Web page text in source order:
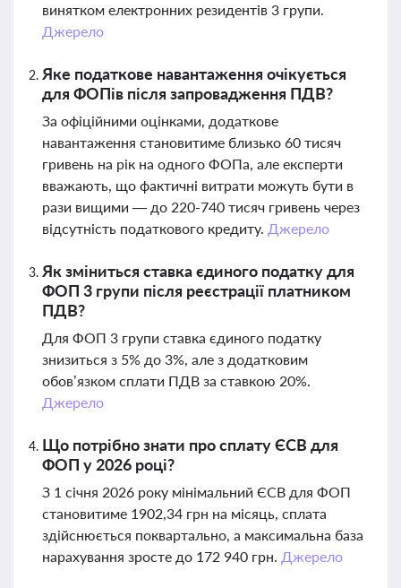
винятком електронних резидентів 3 групи.
Джерело
Яке податкове навантаження очікується
для ФОПів після запровадження ПДВ?
За офіційними оцінками, додаткове
навантаження становитиме близько 60 тисяч
гривень на рік на одного ФОПа, але експерти
вважають, що фактичні витрати можуть бути в
рази вищими — до 220-740 тисяч гривень через
відсутність податкового кредиту. Джерело
Як зміниться ставка єдиного податку для
ФОП 3 групи після реєстрації платником
ПДВ?
Для ФОП 3 групи ставка єдиного податку
знизиться з 5% до 3%, але з додатковим
обов’язком сплати ПДВ за ставкою 20%.
Джерело
Що потрібно знати про сплату ЄСВ для
ФОП у 2026 році?
З 1 січня 2026 року мінімальний ЄСВ для ФОП
становитиме 1902,34 грн на місяць, сплата
здійснюється поквартально, а максимальна база
нарахування зросте до 172 940 грн. Джерело